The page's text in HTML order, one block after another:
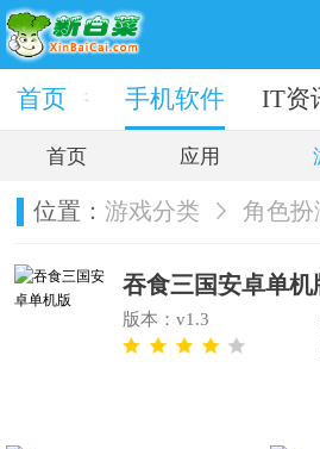
脑软件 手机软件 IT资
首页
首页 应用
位置： 游戏分类 角色扮
吞食三国安卓单机
版本：v1.3